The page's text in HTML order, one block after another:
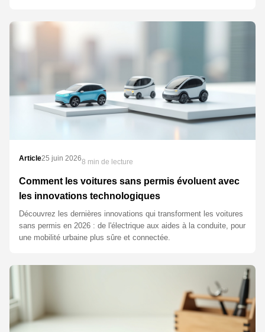
Article25 juin 20268 min de lecture
Comment les voitures sans permis évoluent avec
les innovations technologiques
Découvrez les dernières innovations qui transforment les voitures
sans permis en 2026 : de l'électrique aux aides à la conduite, pour
une mobilité urbaine plus sûre et connectée.